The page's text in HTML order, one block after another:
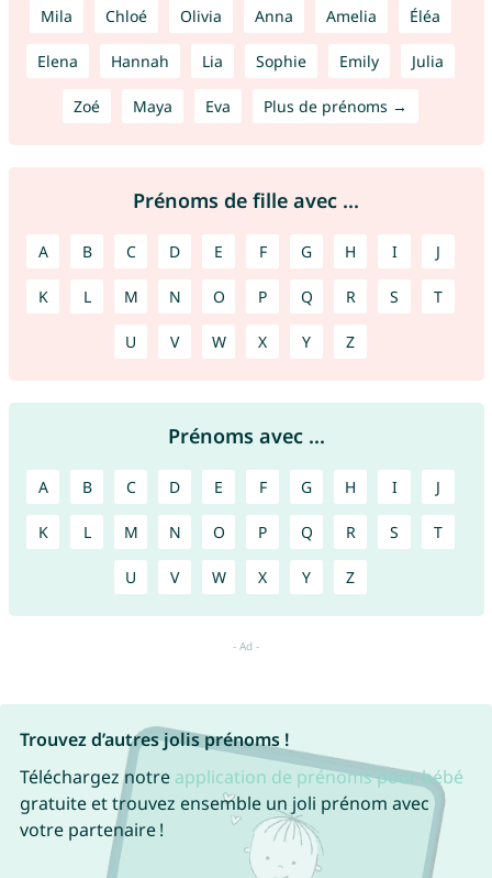
Mila Chloé Olivia Anna Amelia Éléa
Elena Hannah Lia Sophie Emily Julia
Zoé Maya Eva Plus de prénoms →
Prénoms de fille avec ...
A B C D E F G H I J
K L M N O P Q R S T
U V W X Y Z
Prénoms avec ...
A B C D E F G H I J
K L M N O P Q R S T
U V W X Y Z
Trouvez d’autres jolis prénoms !
Téléchargez notre application de prénoms pour bébé
gratuite et trouvez ensemble un joli prénom avec
votre partenaire !